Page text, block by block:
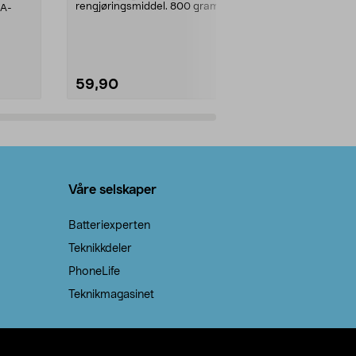
rengjøringsmiddel. 800 gram
59,90
Våre selskaper
Batteriexperten
Teknikkdeler
PhoneLife
Teknikmagasinet